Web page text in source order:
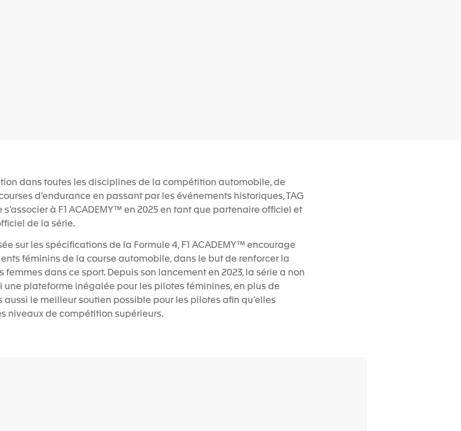
dans toutes les disciplines de la compétition automobile, de
d’endurance en passant par les événements historiques, TAG
s’associer à F1 ACADEMY™ en 2025 en tant que partenaire officiel et
de la série.
sur les spécifications de la Formule 4, F1 ACADEMY™ encourage
féminins de la course automobile, dans le but de renforcer la
dans ce sport. Depuis son lancement en 2023, la série a non
une plateforme inégalée pour les pilotes féminines, en plus de
aussi le meilleur soutien possible pour les pilotes afin qu’elles
niveaux de compétition supérieurs.